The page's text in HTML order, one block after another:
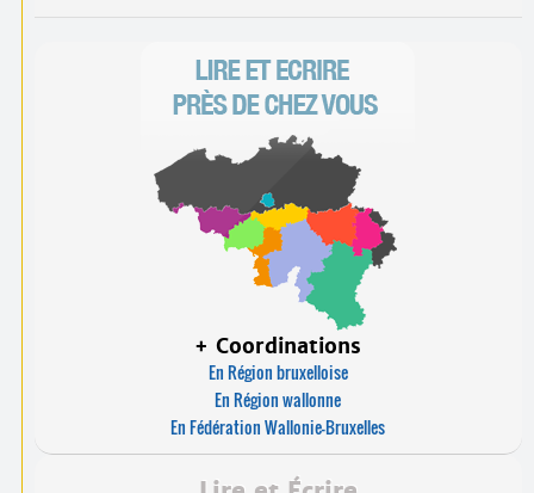
+ Coordinations
En Région bruxelloise
En Région wallonne
En Fédération Wallonie-Bruxelles